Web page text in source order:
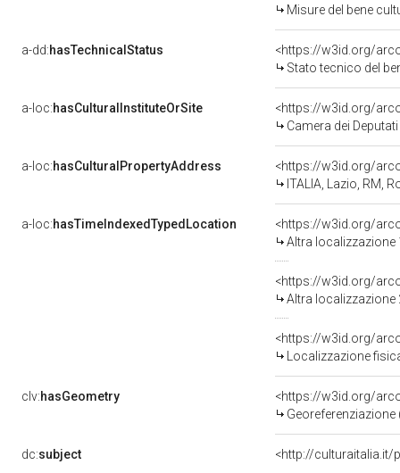
Misure del bene
a-dd:hasTechnicalStatus
<https://w3id.org/
Stato tecnico del
a-loc:hasCulturalInstituteOrSite
<https://w3id.org/
Camera dei Deputati
a-loc:hasCulturalPropertyAddress
<https://w3id.org/
ITALIA, Lazio, RM,
a-loc:hasTimeIndexedTypedLocation
<https://w3id.org/
Altra localizzazione
<https://w3id.org/
Altra localizzazione
<https://w3id.org/
Localizzazione
clv:hasGeometry
<https://w3id.org/
dc:subject <http://culturaitalia.it/